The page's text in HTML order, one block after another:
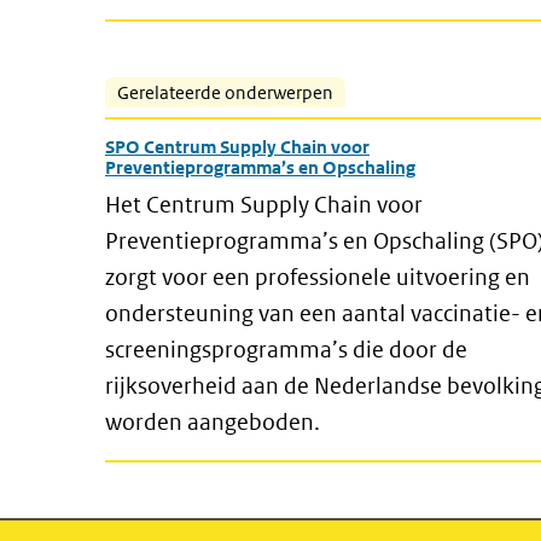
Gerelateerde onderwerpen
SPO Centrum Supply Chain voor
Preventieprogramma’s en Opschaling
Het Centrum Supply Chain voor
Preventieprogramma’s en Opschaling
zorgt voor een professionele uitvoering en
ondersteuning van een aantal vaccinatie-
screeningsprogramma’s die door de
rijksoverheid aan de Nederlandse
worden aangeboden.